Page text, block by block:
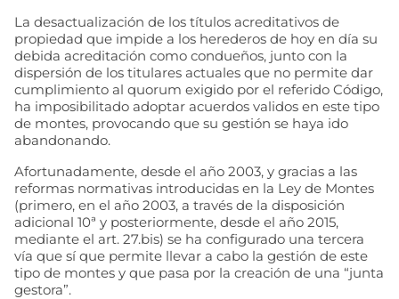
La desactualización de los títulos acreditativos de
propiedad que impide a los herederos de hoy en día su
debida acreditación como condueños, junto con la
dispersión de los titulares actuales que no permite dar
cumplimiento al quorum exigido por el referido Código,
ha imposibilitado adoptar acuerdos validos en este tipo
de montes, provocando que su gestión se haya ido
abandonando.
Afortunadamente, desde el año 2003, y gracias a las
reformas normativas introducidas en la Ley de Montes
(primero, en el año 2003, a través de la disposición
adicional 10ª y posteriormente, desde el año 2015,
mediante el art. 27.bis) se ha configurado una tercera
vía que sí que permite llevar a cabo la gestión de este
tipo de montes y que pasa por la creación de una “junta
gestora”.